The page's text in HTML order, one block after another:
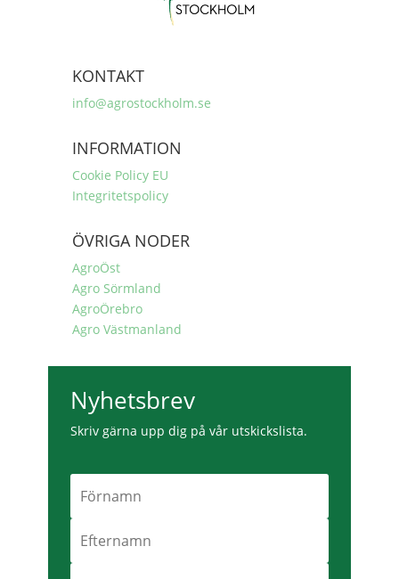
KONTAKT
info@agrostockholm.se
INFORMATION
Cookie Policy EU
Integritetspolicy
ÖVRIGA NODER
AgroÖst
Agro Sörmland
AgroÖrebro
Agro Västmanland
Nyhetsbrev
Skriv gärna upp dig på vår utskickslista.